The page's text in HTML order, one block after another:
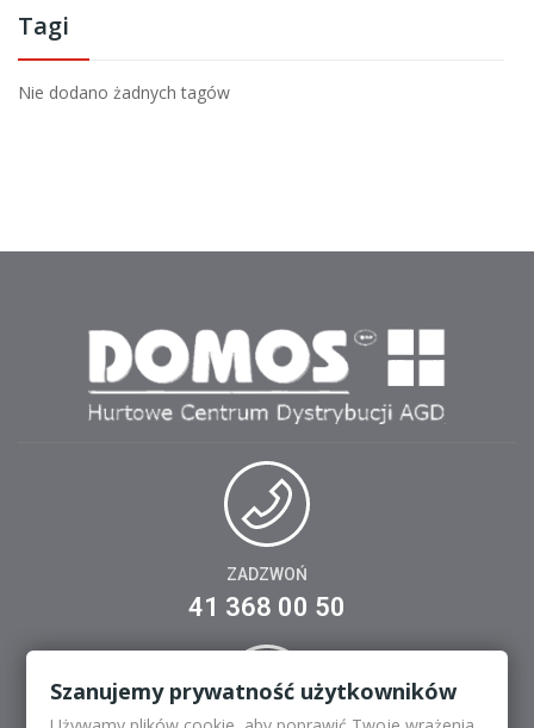
Tagi
Nie dodano żadnych tagów
ZADZWOŃ
41 368 00 50
Szanujemy prywatność użytkowników